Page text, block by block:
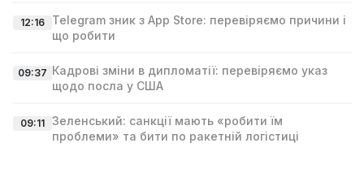
12:16
Telegram зник з App Store: перевіряємо причини і
що робити
09:37 Кадрові зміни в дипломатії: перевіряємо указ
щодо посла у США
09:11 Зеленський: санкції мають «робити їм
проблеми» та бити по ракетній логістиці